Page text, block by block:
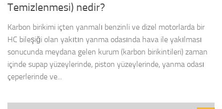
Temizlenmesi) nedir?
Karbon birikimi içten yanmalı benzinli ve dizel motorlarda bir
HC bileşiği olan yakıtın yanma odasında hava ile yakılması
sonucunda meydana gelen kurum (karbon birikintileri) zaman
içinde supap yüzeylerinde, piston yüzeylerinde, yanma odası
çeperlerinde ve...